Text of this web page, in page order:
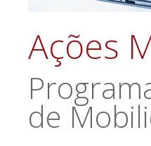
Ações
de